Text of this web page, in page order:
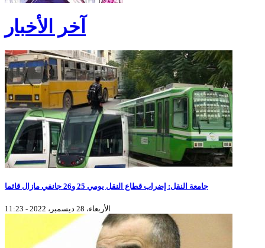
آخر الأخبار
جامعة النقل: إضراب قطاع النقل يومي 25 و26 جانفي مازال قائما
الأربعاء، 28 ديسمبر، 2022 - 11:23